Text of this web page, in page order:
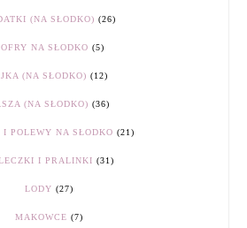
(NA SŁODKO) (26)
NA SŁODKO (5)
(NA SŁODKO) (12)
(NA SŁODKO) (36)
I POLEWY NA SŁODKO (21)
I PRALINKI (31)
LODY (27)
MAKOWCE (7)